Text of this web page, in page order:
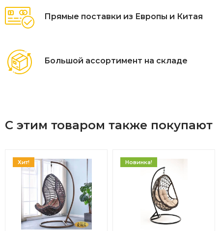
Сидение: 850×700×1200 мм;
Ø рама: 1050 мм.Прямые поставки из Европы и Китая
Большой ассортимент на складе
С этим товаром также покупают
Хит! Новинка!